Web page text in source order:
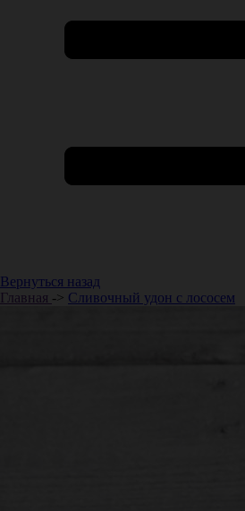
Вернуться назад
Главная -> Сливочный удон с лососем